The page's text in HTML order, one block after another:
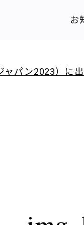
お
パン2023）に出